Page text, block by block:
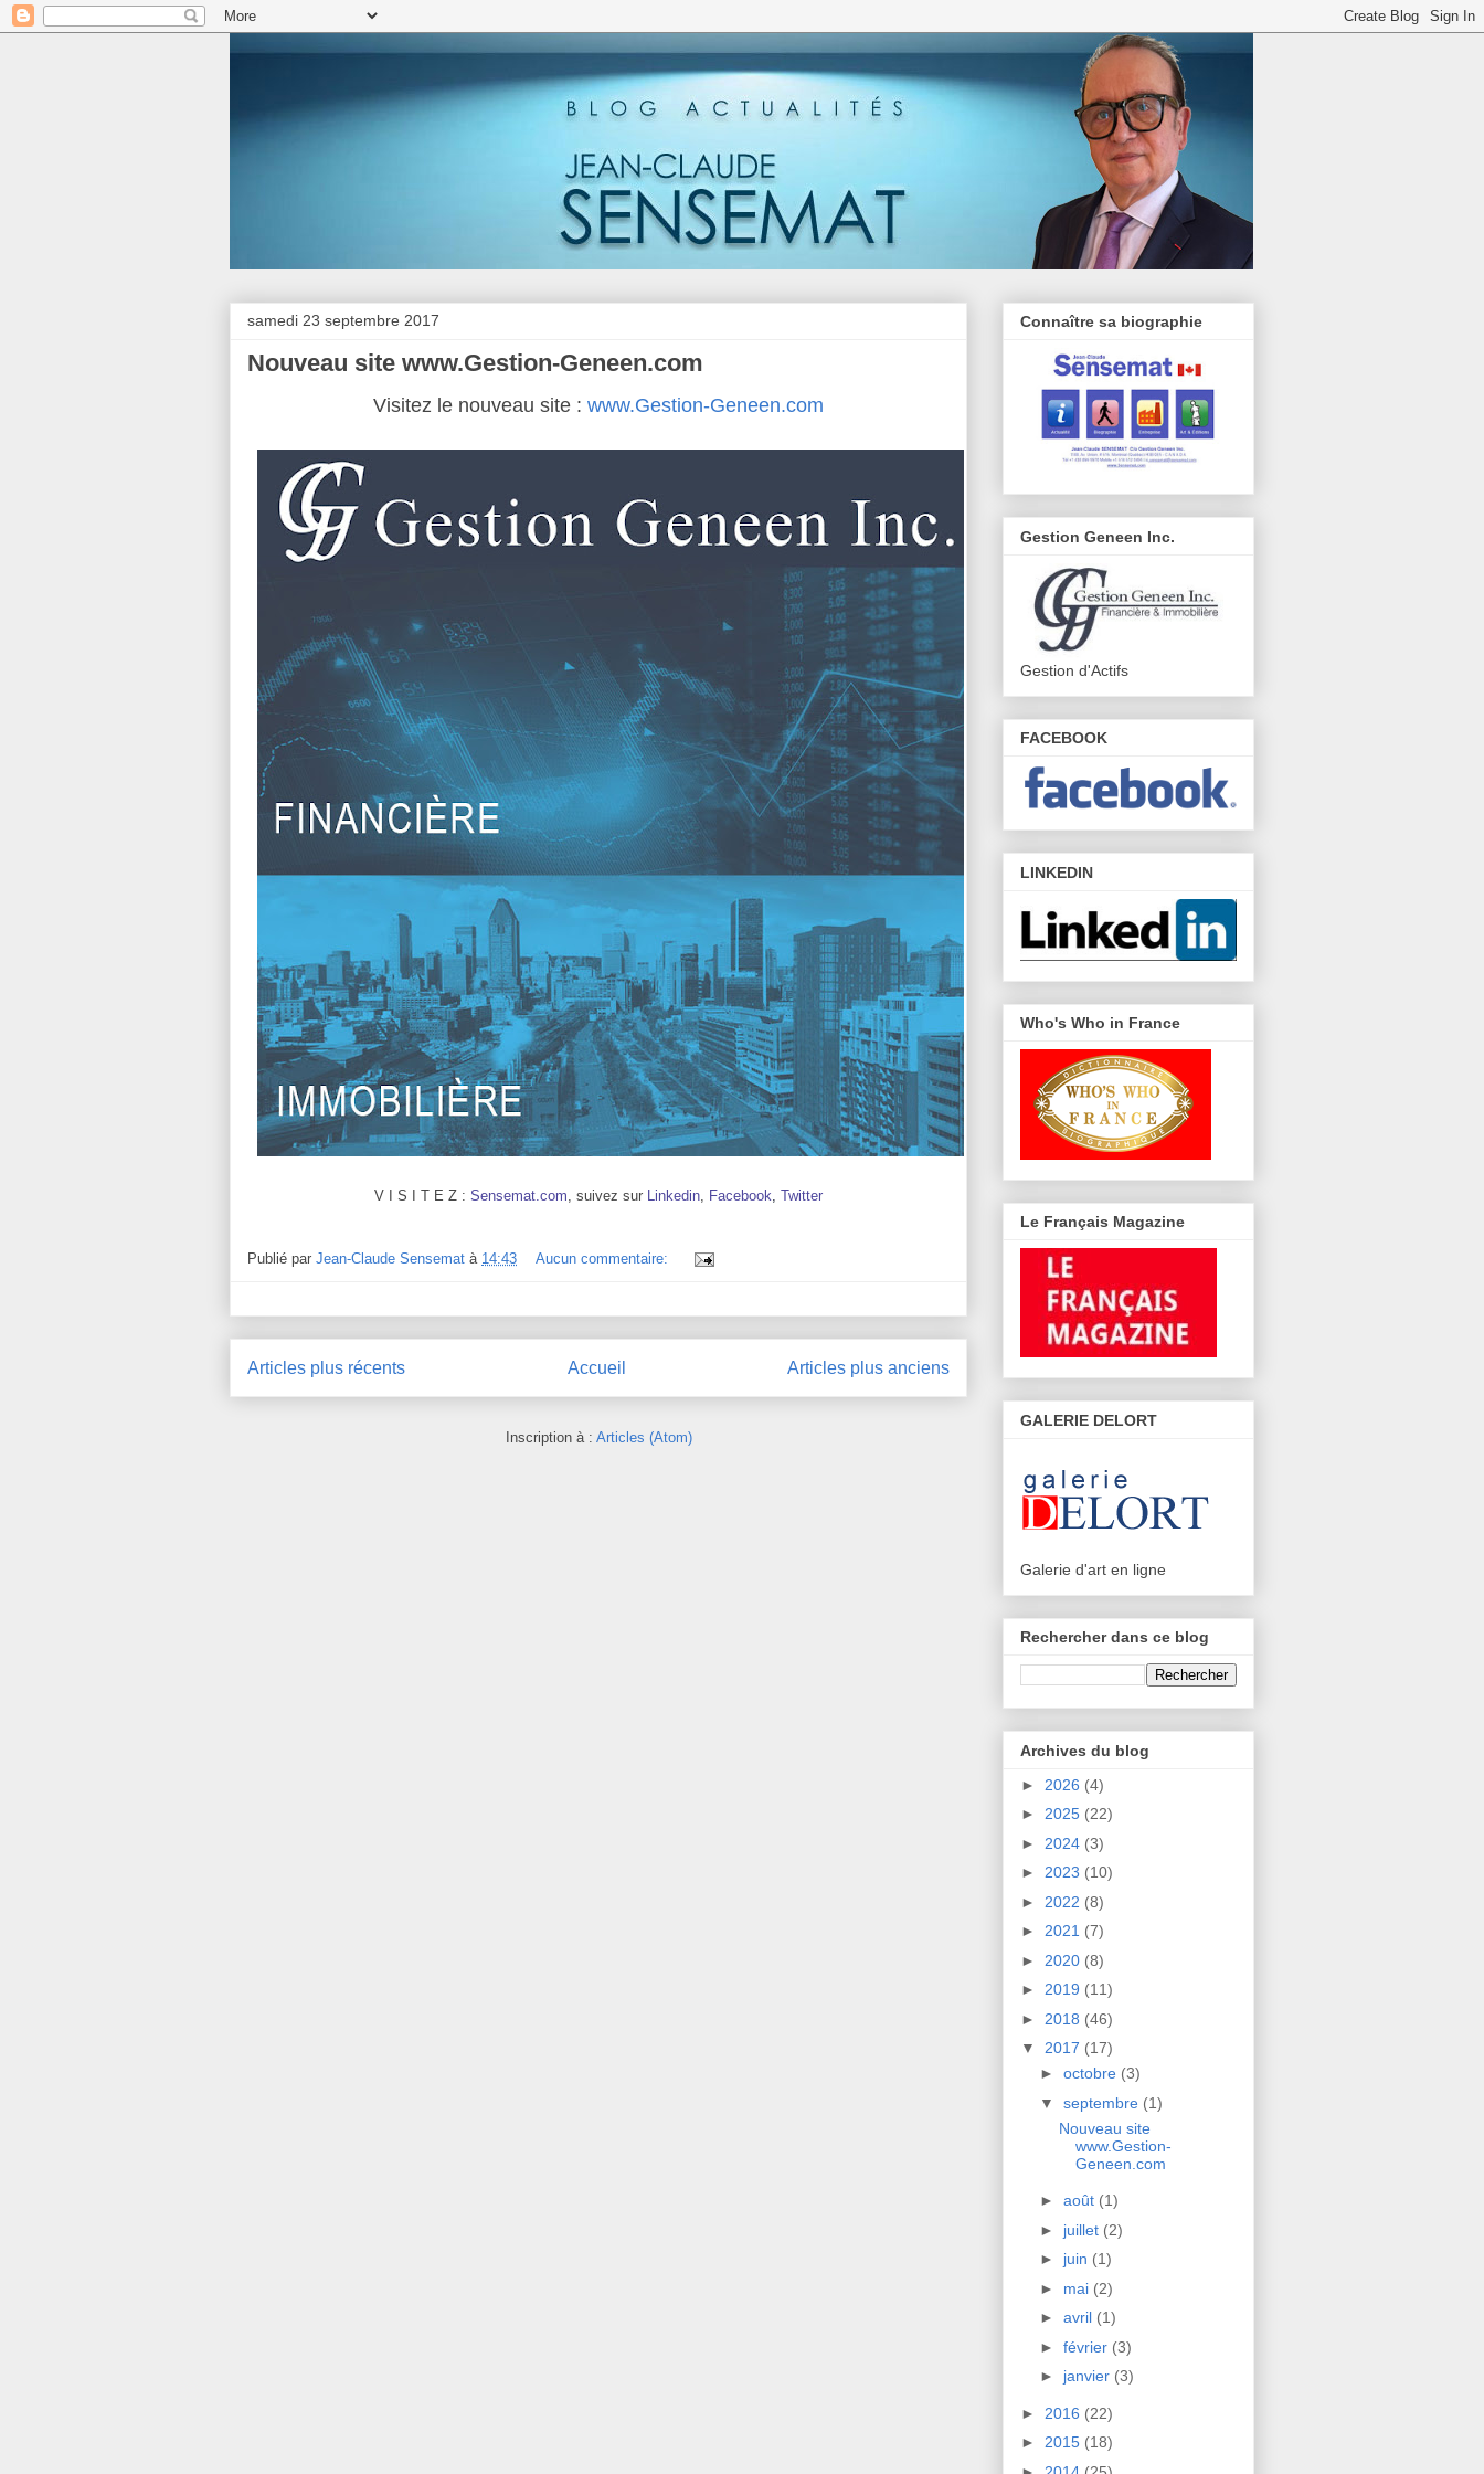
samedi 23 septembre 2017
Nouveau site www.Gestion-Geneen.com
Visitez le nouveau site : www.Gestion-Geneen.com
V I S I T E Z : Sensemat.com, suivez sur Linkedin, Facebook, Twitter
Publié par Jean-Claude Sensemat à 14:43 Aucun commentaire:
Articles plus récents Articles plus anciens
Accueil
Inscription à : Articles (Atom)
Connaître sa biographie
Gestion Geneen Inc.
Gestion d'Actifs
FACEBOOK
LINKEDIN
Who's Who in France
Le Français Magazine
GALERIE DELORT
Galerie d'art en ligne
Rechercher dans ce blog
Archives du blog
► 2026 (4)
► 2025 (22)
► 2024 (3)
► 2023 (10)
► 2022 (8)
► 2021 (7)
► 2020 (8)
► 2019 (11)
► 2018 (46)
▼ 2017 (17)
► octobre (3)
▼ septembre (1)
Nouveau site
www.Gestion-
Geneen.com
► août (1)
► juillet (2)
► juin (1)
► mai (2)
► avril (1)
► février (3)
► janvier (3)
► 2016 (22)
► 2015 (18)